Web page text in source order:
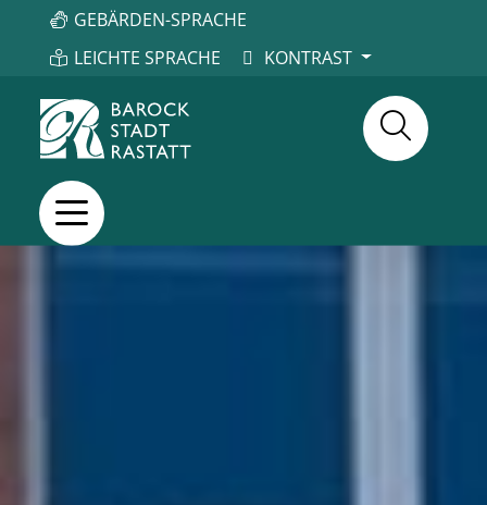
GEBÄRDEN-SPRACHE
LEICHTE SPRACHE
KONTRAST